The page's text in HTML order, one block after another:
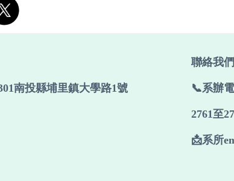
南投縣埔里鎮大學路1號
聯絡我們
📞系辦
2761至
📩系所